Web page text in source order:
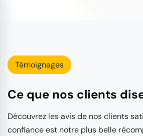
Témoignages
Ce que nos clients
Découvrez les avis de nos clients
confiance est notre plus belle